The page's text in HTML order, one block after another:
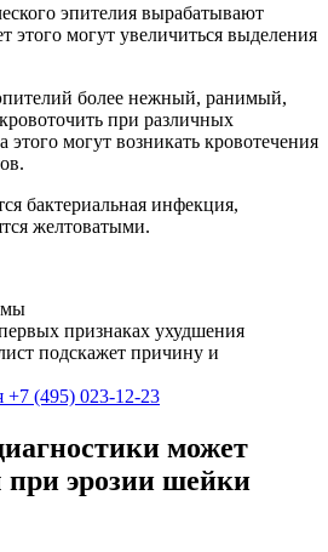
эпителия вырабатывают
этого могут увеличиться выделения
более нежный, ранимый,
при различных
этого могут возникать кровотечения
бактериальная инфекция,
желтоватыми.
признаках ухудшения
подскажет причину и
+7 (495) 023-12-23
может
при эрозии шейки